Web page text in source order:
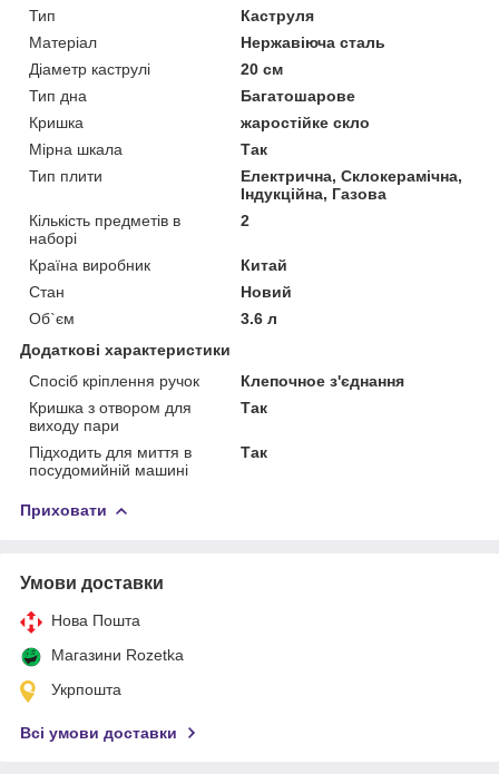
Тип
Каструля
Матеріал
Нержавіюча сталь
Діаметр каструлі
20 см
Тип дна
Багатошарове
Кришка
жаростійке скло
Мірна шкала
Так
Тип плити
Електрична, Склокерамічна,
Індукційна, Газова
Кількість предметів в
наборі
2
Країна виробник
Китай
Стан
Новий
Об`єм
3.6 л
Додаткові характеристики
Спосіб кріплення ручок
Клепочное з'єднання
Кришка з отвором для
виходу пари
Так
Підходить для миття в
посудомийній машині
Так
Приховати
Умови доставки
Нова Пошта
Магазини Rozetka
Укрпошта
Всі умови доставки